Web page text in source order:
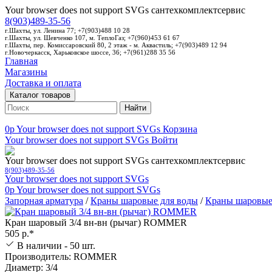
Your browser does not support SVGs сантехкомплектсервис
8(903)489-35-56
г.Шахты, ул. Ленина 77; +7(903)488 10 28
г.Шахты, ул. Шевченко 107, м. ТеплоГаз; +7(960)453 61 67
г.Шахты, пер. Комиссаровский 80, 2 этаж - м. Аквастиль; +7(903)489 12 94
г.Новочеркасск, Харьковское шоссе, 36; +7(961)288 35 56
Главная
Магазины
Доставка и оплата
Каталог товаров
Найти
0pYour browser does not support SVGs Корзина
Your browser does not support SVGs Войти
Your browser does not support SVGs сантехкомплектсервис
8(903)489-35-56
Your browser does not support SVGs
0pYour browser does not support SVGs
Запорная арматура /Краны шаровые для воды /Краны
Кран шаровый 3/4 вн-вн (рычаг) ROMMER
505 р.*
В наличии - 50 шт.
Производитель: ROMMER
Диаметр: 3/4